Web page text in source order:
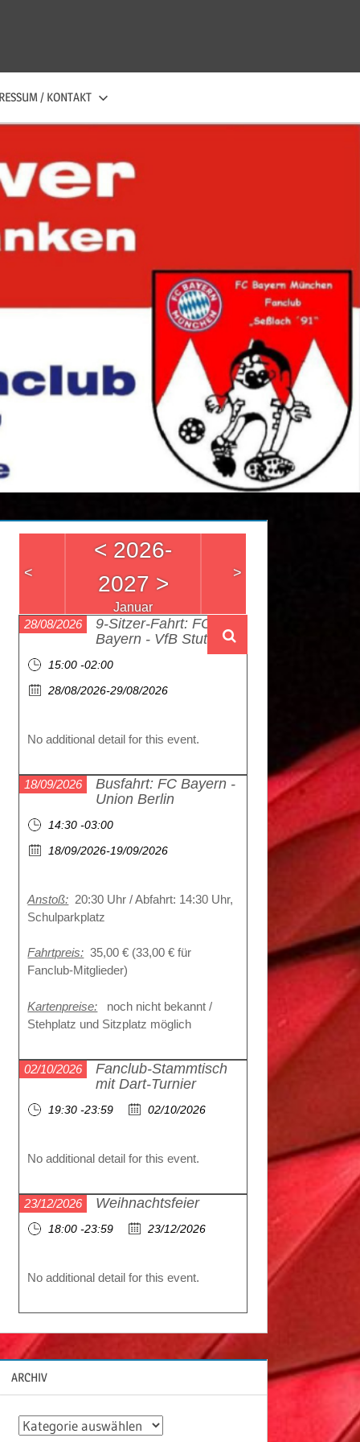
/ KONTAKT
<
< 2026-
2027 >
Januar
>
28/08/2026
9-Sitzer-Fahrt: FC
Bayern - VfB Stuttgart
15:00 -02:00
28/08/2026-29/08/2026
No additional detail for this event.
18/09/2026
Busfahrt: FC Bayern -
Union Berlin
14:30 -03:00
18/09/2026-19/09/2026
Anstoß: 20:30 Uhr / Abfahrt: 14:30 Uhr,
Schulparkplatz
Fahrtpreis: 35,00 € (33,00 € für
Fanclub-Mitglieder)
Kartenpreise: noch nicht bekannt /
Stehplatz und Sitzplatz möglich
02/10/2026
Fanclub-Stammtisch
mit Dart-Turnier
19:30 -23:59 02/10/2026
No additional detail for this event.
23/12/2026 Weihnachtsfeier
18:00 -23:59 23/12/2026
No additional detail for this event.
ARCHIV
A